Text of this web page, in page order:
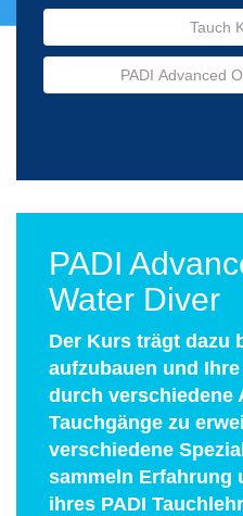
Tauch
PADI Advanced
PADI
Water Diver
Der Kurs trägt dazu
aufzubauen und
durch verschiedene
Tauchgänge zu
verschiedene
sammeln Erfahrung
ihres PADI